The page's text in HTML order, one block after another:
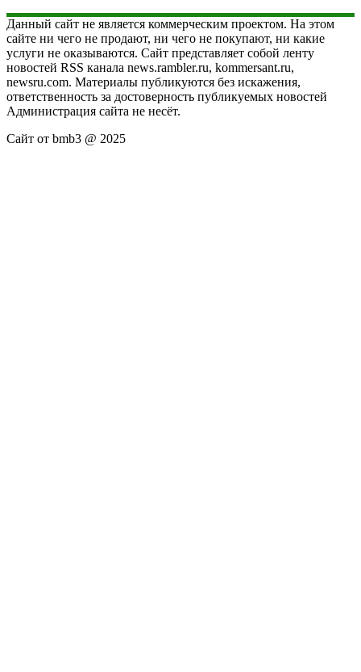
Данный сайт не является коммерческим проектом. На этом
сайте ни чего не продают, ни чего не покупают, ни какие
услуги не оказываются. Сайт представляет собой ленту
новостей RSS канала news.rambler.ru, kommersant.ru,
newsru.com. Материалы публикуются без искажения,
ответственность за достоверность публикуемых новостей
Администрация сайта не несёт.
Сайт от bmb3 @ 2025